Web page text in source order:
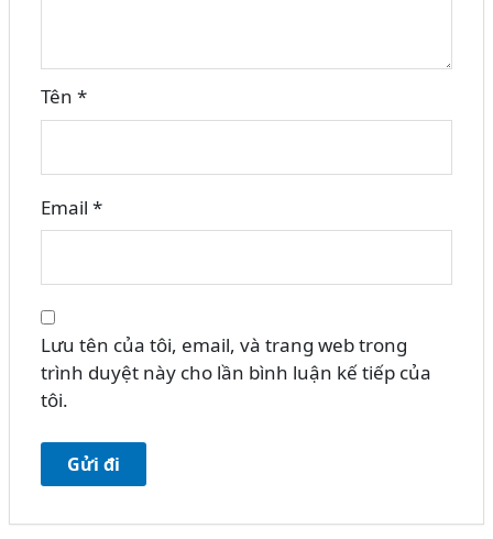
Tên*
Email*
Lưu tên của tôi, email, và trang web trong
trình duyệt này cho lần bình luận kế tiếp của
tôi.